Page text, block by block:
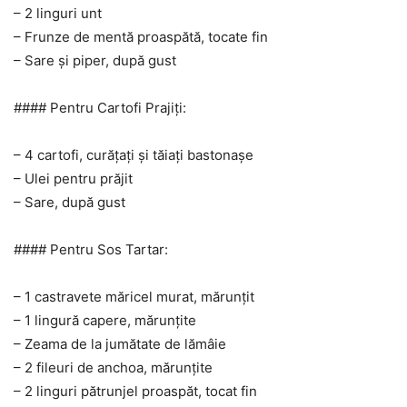
– 2 linguri unt
– Frunze de mentă proaspătă, tocate fin
– Sare și piper, după gust
#### Pentru Cartofi Prajiți:
– 4 cartofi, curățați și tăiați bastonașe
– Ulei pentru prăjit
– Sare, după gust
#### Pentru Sos Tartar:
– 1 castravete măricel murat, mărunțit
– 1 lingură capere, mărunțite
– Zeama de la jumătate de lămâie
– 2 fileuri de anchoa, mărunțite
– 2 linguri pătrunjel proaspăt, tocat fin